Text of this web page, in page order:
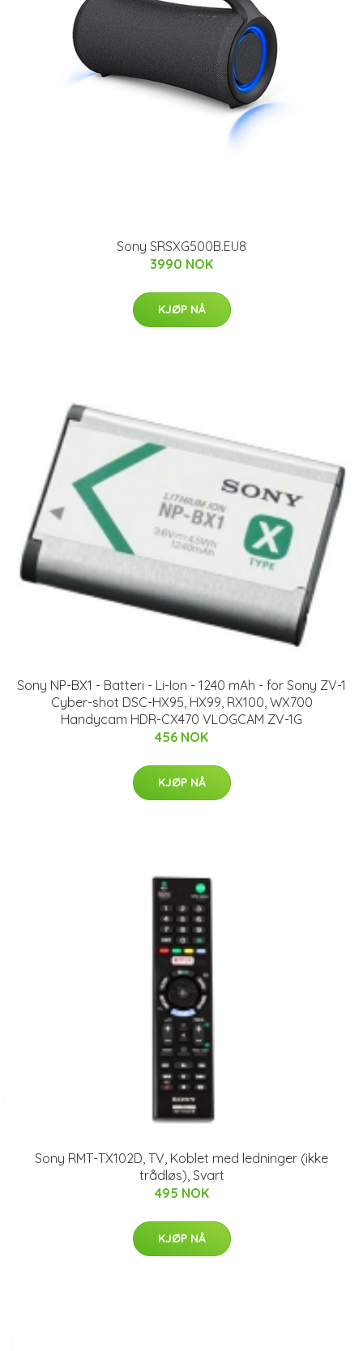
Sony SRSXG500B.EU8
3990 NOK
KJØP NÅ
Sony NP-BX1 - Batteri - Li-Ion - 1240 mAh - for Sony ZV-1
Cyber-shot DSC-HX95, HX99, RX100, WX700
Handycam HDR-CX470 VLOGCAM ZV-1G
456 NOK
KJØP NÅ
Sony RMT-TX102D, TV, Koblet med ledninger (ikke
trådløs), Svart
495 NOK
KJØP NÅ